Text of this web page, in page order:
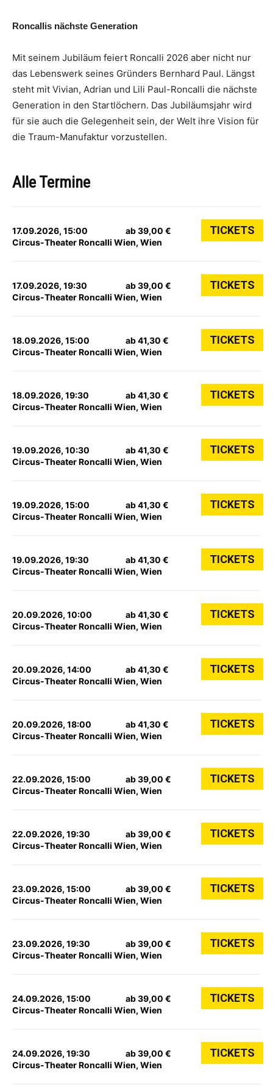
Roncallis nächste Generation
Mit seinem Jubiläum feiert Roncalli 2026 aber nicht nur
das Lebenswerk seines Gründers Bernhard Paul. Längst
steht mit Vivian, Adrian und Lili Paul-Roncalli die nächste
Generation in den Startlöchern. Das Jubiläumsjahr wird
für sie auch die Gelegenheit sein, der Welt ihre Vision für
die Traum-Manufaktur vorzustellen.
Alle Termine
17.09.2026, 15:00
Circus-Theater Roncalli Wien, Wien
ab 39,00 € TICKETS
17.09.2026, 19:30
Circus-Theater Roncalli Wien, Wien
ab 39,00 € TICKETS
18.09.2026, 15:00
Circus-Theater Roncalli Wien, Wien
ab 41,30 € TICKETS
18.09.2026, 19:30
Circus-Theater Roncalli Wien, Wien
ab 41,30 € TICKETS
19.09.2026, 10:30
Circus-Theater Roncalli Wien, Wien
ab 41,30 € TICKETS
19.09.2026, 15:00
Circus-Theater Roncalli Wien, Wien
ab 41,30 € TICKETS
19.09.2026, 19:30
Circus-Theater Roncalli Wien, Wien
ab 41,30 € TICKETS
20.09.2026, 10:00
Circus-Theater Roncalli Wien, Wien
ab 41,30 € TICKETS
20.09.2026, 14:00
Circus-Theater Roncalli Wien, Wien
ab 41,30 € TICKETS
20.09.2026, 18:00
Circus-Theater Roncalli Wien, Wien
ab 41,30 € TICKETS
22.09.2026, 15:00
Circus-Theater Roncalli Wien, Wien
ab 39,00 € TICKETS
22.09.2026, 19:30
Circus-Theater Roncalli Wien, Wien
ab 39,00 € TICKETS
23.09.2026, 15:00
Circus-Theater Roncalli Wien, Wien
ab 39,00 € TICKETS
23.09.2026, 19:30
Circus-Theater Roncalli Wien, Wien
ab 39,00 € TICKETS
24.09.2026, 15:00
Circus-Theater Roncalli Wien, Wien
ab 39,00 € TICKETS
24.09.2026, 19:30
Circus-Theater Roncalli Wien, Wien
ab 39,00 € TICKETS